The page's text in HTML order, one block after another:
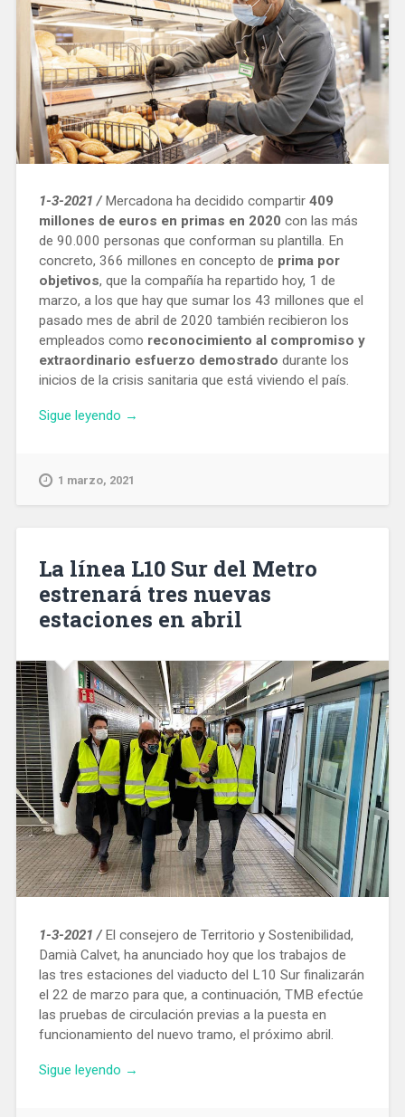
1-3-2021 /Mercadona ha decidido compartir 409
millones de euros en primas en 2020 con las más
de 90.000 personas que conforman su plantilla. En
concreto, 366 millones en concepto de prima por
objetivos, que la compañía ha repartido hoy, 1 de
marzo, a los que hay que sumar los 43 millones que el
pasado mes de abril de 2020 también recibieron los
empleados como reconocimiento al compromiso y
extraordinario esfuerzo demostrado durante los
inicios de la crisis sanitaria que está viviendo el país.
Sigue leyendo «Mercadona
sus
en
primas»
→
1 marzo, 2021
La línea L10 Sur del Metro
estrenará tres nuevas
estaciones en abril
1-3-2021 /El consejero de Territorio y Sostenibilidad,
Damià Calvet, ha anunciado hoy que los trabajos de
las tres estaciones del viaducto del L10 Sur finalizarán
el 22 de marzo para que, a continuación, TMB efectúe
las pruebas de circulación previas a la puesta en
funcionamiento del nuevo tramo, el próximo abril.
Sigue leyendo «La
→